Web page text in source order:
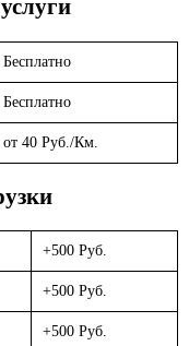
Бесплатно
Бесплатно
от 40 Руб./Км.
+500 Руб.
+500 Руб.
+500 Руб.